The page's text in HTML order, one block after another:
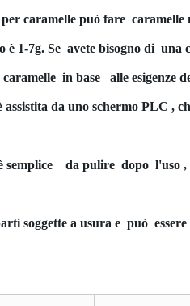
caramelle può fare
è 1-7g. Se avete bisogno di
in base alle esigenze
da uno schermo PLC ,
semplice da pulire dopo l'uso
soggette a usura e può